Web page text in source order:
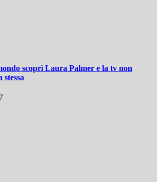
scoprì Laura Palmer e la tv non
stessa